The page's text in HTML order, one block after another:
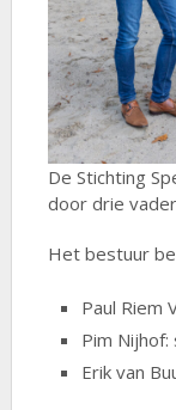
De Stichting
door drie
Het bestuur
Paul Riem
Pim
Erik van